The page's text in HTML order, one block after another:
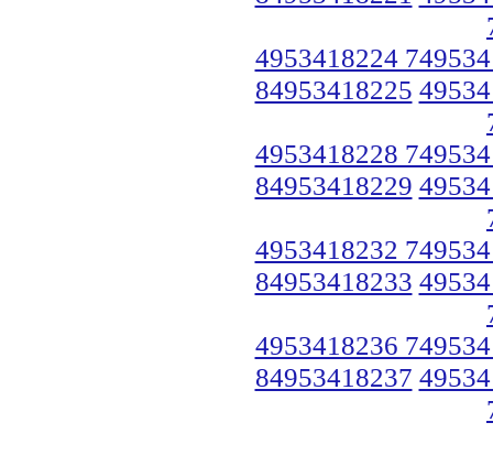
4953418224
84953418225
4953418228
84953418229
4953418232
84953418233
4953418236
84953418237